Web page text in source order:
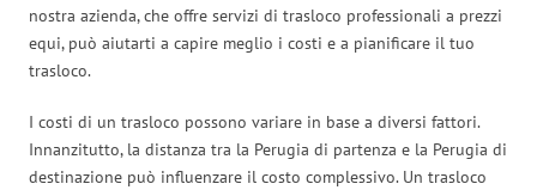
nostra azienda, che offre servizi di trasloco professionali a prezzi
equi, può aiutarti a capire meglio i costi e a pianificare il tuo
trasloco.
I costi di un trasloco possono variare in base a diversi fattori.
Innanzitutto, la distanza tra la Perugia di partenza e la Perugia di
destinazione può influenzare il costo complessivo. Un trasloco